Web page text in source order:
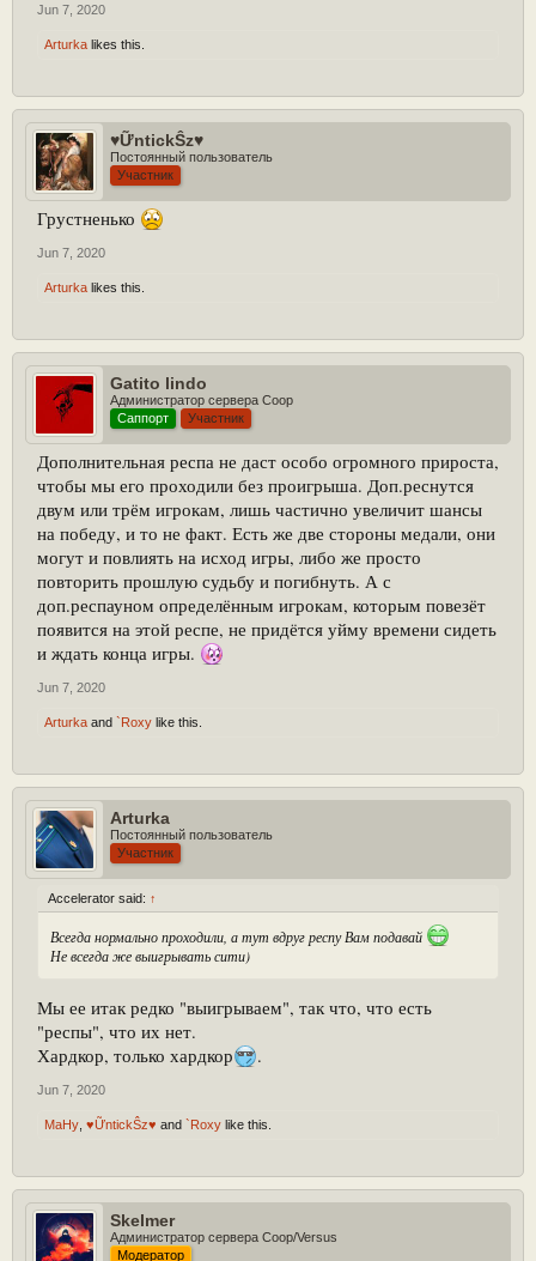
достаточно
Jun 7, 2020
Arturka likes this.
♥ỮntickŜz♥
Постоянный пользователь
Участник
Грустненько
Jun 7, 2020
Arturka likes this.
Gatito lindo
Администратор сервера Coop
Саппорт
Участник
Дополнительная респа не даст особо огромного прироста,
чтобы мы его проходили без проигрыша. Доп.реснутся
двум или трём игрокам, лишь частично увеличит шансы
на победу, и то не факт. Есть же две стороны медали, они
могут и повлиять на исход игры, либо же просто
повторить прошлую судьбу и погибнуть. А с
доп.респауном определённым игрокам, которым повезёт
появится на этой респе, не придётся уйму времени сидеть
и ждать конца игры.
Jun 7, 2020
Arturka and `Roxy like this.
Arturka
Постоянный пользователь
Участник
Accelerator said: ↑
Всегда нормально проходили, а тут вдруг респу Вам подавай
Не всегда же выигрывать сити)
Мы ее итак редко "выигрываем", так что, что есть
"респы", что их нет.
Хардкор, только хардкор
.
Jun 7, 2020
MaHy ♥ỮntickŜz♥ and `Roxy like this.
Skelmer
Администратор сервера Coop/Versus
Модератор